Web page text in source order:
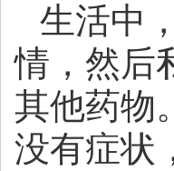
生活中
情，然后
其他药物
没有症状